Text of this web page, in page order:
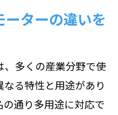
るためのモーター
ーターの効率化
るコスト削減効果
例と導入事例
ターの違いを
多くの産業分野で使
る特性と用途があり
通り多用途に対応で